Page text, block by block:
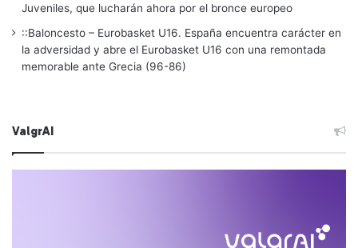
Juveniles, que lucharán ahora por el bronce europeo
::Baloncesto – Eurobasket U16. España encuentra carácter en
la adversidad y abre el Eurobasket U16 con una remontada
memorable ante Grecia (96-86)
ValgrAI